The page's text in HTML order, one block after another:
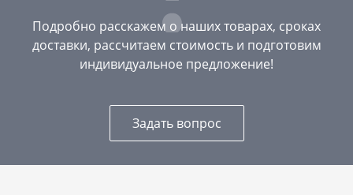
Подробно расскажем о наших товарах, сроках
доставки, рассчитаем стоимость и подготовим
индивидуальное предложение!
Задать вопрос